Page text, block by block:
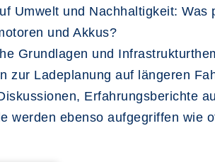
Umwelt und Nachhaltigkeit:
und Akkus?
Grundlagen und
zur Ladeplanung auf längeren
Erfahrungsberichte
werden ebenso aufgegriffen wie